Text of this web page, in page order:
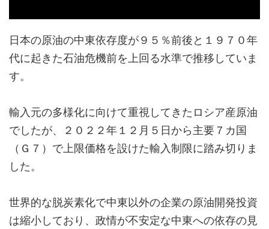
日本の原油の中東依存度が９５％前後と１９７０年
代に起きた石油危機前を上回る水準で推移していま
す。
輸入元の多様化に向けて重視してきたロシア産原油
でしたが、２０２２年１２月５日から主要７カ国
（Ｇ７）で上限価格を設けた輸入制限に踏み切りま
した。
世界的な脱炭素化で中東以外の企業の原油開発投資
は縮小しており、政情が不安定な中東への依存の見